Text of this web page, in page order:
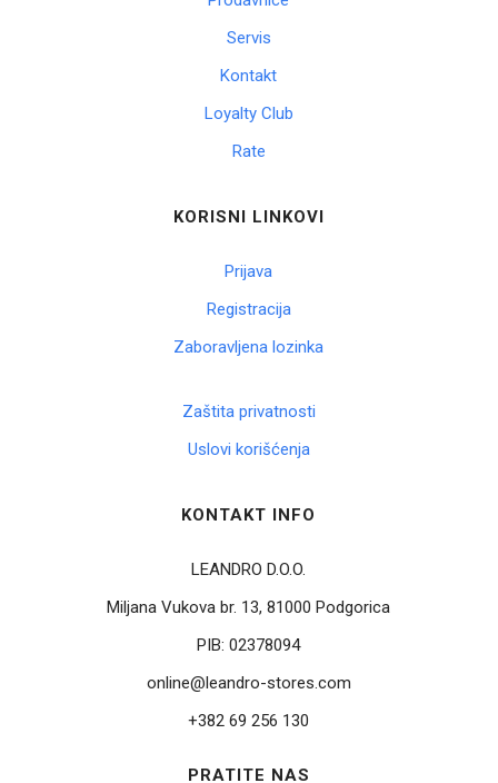
Servis
Kontakt
Loyalty Club
Rate
KORISNI LINKOVI
Prijava
Registracija
Zaboravljena lozinka
Zaštita privatnosti
Uslovi korišćenja
KONTAKT INFO
LEANDRO D.O.O.
Miljana Vukova br. 13, 81000 Podgorica
PIB:02378094
online@leandro-stores.com
+382 69 256 130
PRATITE NAS